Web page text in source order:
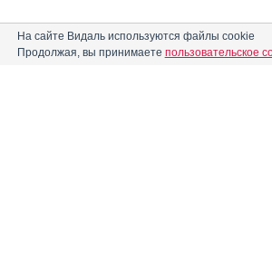
На сайте Видаль используются файлы cookie
Продолжая, вы принимаете пользовательское